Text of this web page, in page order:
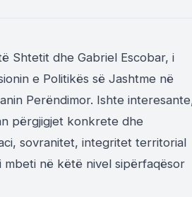
Shtetit dhe Gabriel Escobar, i
e Politikës së Jashtme në
Perëndimor. Ishte
përgjigjet konkrete dhe
sovranitet, integritet territorial
mbeti në këtë nivel sipërfaqësor